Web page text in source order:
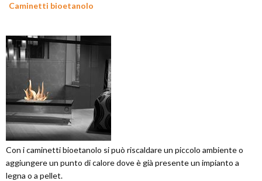
Caminetti bioetanolo
Con i caminetti bioetanolo si può riscaldare un piccolo ambiente o
aggiungere un punto di calore dove è già presente un impianto a
legna o a pellet.